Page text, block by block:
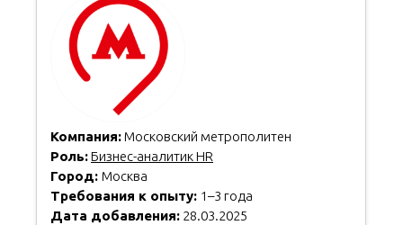
Компания:Московский метрополитен
Роль:Бизнес-аналитик HR
Город: Москва
Требования к опыту: 1–3 года
Дата добавления: 28.03.2025